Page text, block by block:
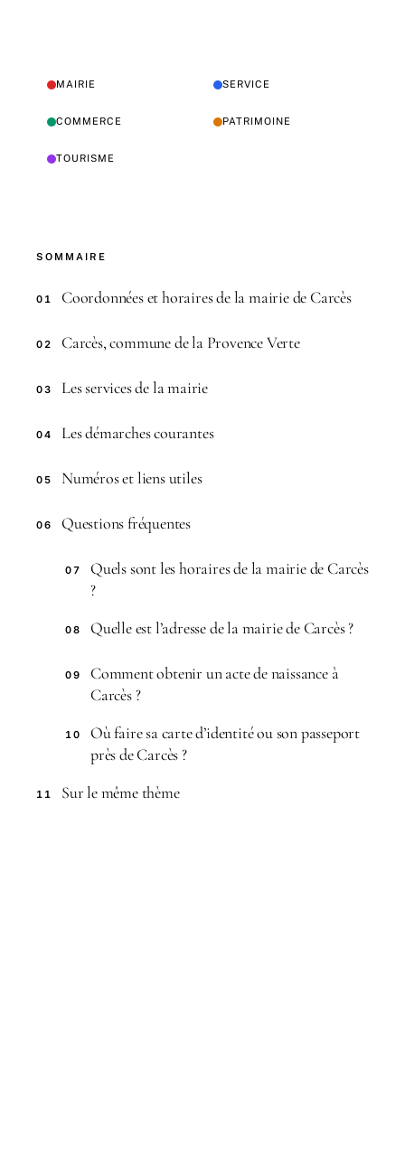
MAIRIE SERVICE
COMMERCE PATRIMOINE
TOURISME
SOMMAIRE
01 Coordonnées et horaires de la mairie de Carcès
02 Carcès, commune de la Provence Verte
03 Les services de la mairie
04 Les démarches courantes
05 Numéros et liens utiles
06 Questions fréquentes
07
Quels sont les horaires de la mairie de Carcès
?
08 Quelle est l’adresse de la mairie de Carcès ?
09
Comment obtenir un acte de naissance à
Carcès ?
10
Où faire sa carte d’identité ou son passeport
près de Carcès ?
11 Sur le même thème